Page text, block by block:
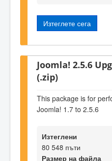
Изтеглете сега
Joomla! 2.5.6
(.zip)
This package is for
Joomla! 1.7 to 2.5.6
Изтеглени
80 548 пъти
Размер на файла